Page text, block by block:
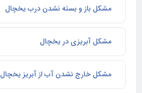
مشکل باز و بسته نشدن درب یخچال
مشکل آبریزی در یخچال
مشکل خارج نشدن آب از آبریز یخچال